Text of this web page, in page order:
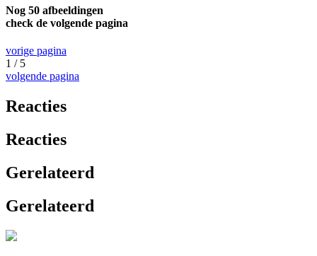
Nog 50 afbeeldingen
check de volgende pagina
vorige pagina
1 / 5
volgende pagina
Reacties
Reacties
Gerelateerd
Gerelateerd